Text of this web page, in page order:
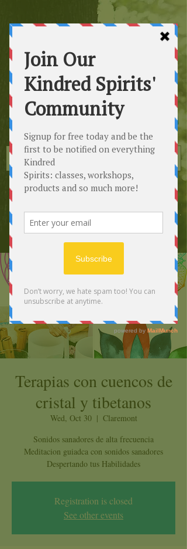
Spirits
Healing the Planet
Terapias con cuencos de
cristal y tibetanos
Wed, Oct 30
  |
Claremont
Sonidos sanadores de alta frecuencia
Meditacion guiadca con sonidos sanadores
Despertando tus Habilidades
Registration is closed
See other events